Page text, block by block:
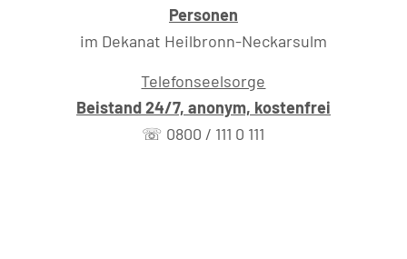
Personen
im Dekanat Heilbronn-Neckarsulm
Telefonseelsorge
Beistand 24/7, anonym, kostenfrei
☏ 0800 / 111 0 111